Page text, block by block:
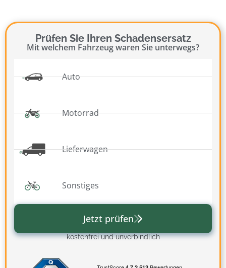
Prüfen Sie Ihren Schadensersatz
Mit welchem Fahrzeug waren Sie unterwegs?
Auto
Motorrad
Lieferwagen
Sonstiges
Jetzt prüfen
kostenfrei und unverbindlich